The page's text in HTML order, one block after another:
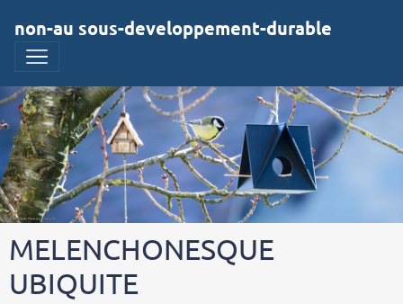
non-au sous-developpement-durable
MELENCHONESQUE
UBIQUITE